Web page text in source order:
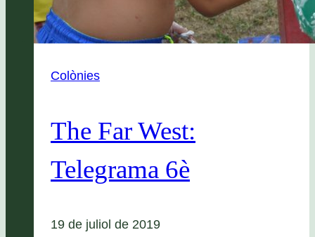
Colònies
The Far West:
Telegrama 6è
19 de juliol de 2019